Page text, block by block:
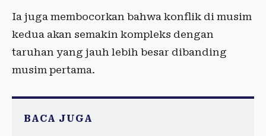
Ia juga membocorkan bahwa konflik di musim
kedua akan semakin kompleks dengan
taruhan yang jauh lebih besar dibanding
musim pertama.
BACA JUGA